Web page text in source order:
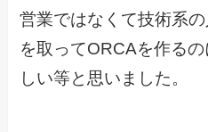
営業ではなくて技術系
を取ってORCAを作る
しい等と思いました。